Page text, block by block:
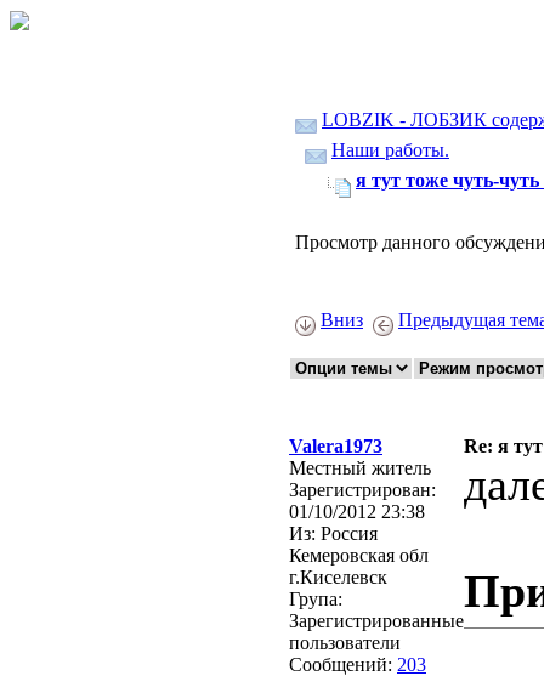
LOBZIK - ЛОБЗИК
Наши работы.
я тут тоже чуть-
Просмотр данного
Вниз Предыдущая
Valera1973
Re: я
Местный житель
Зарегистрирован:
01/10/2012 23:38
Из: Россия
Кемеровская обл
г.Киселевск
Група:
Зарегистрированные
пользователи
Сообщений: 203